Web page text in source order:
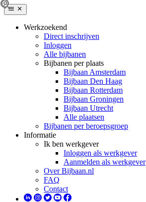
Werkzoekend
Direct inschrijven
Inloggen
Alle bijbanen
Bijbanen per plaats
Bijbaan Amsterdam
Bijbaan Den Haag
Bijbaan Rotterdam
Bijbaan Groningen
Bijbaan Utrecht
Alle plaatsen
Bijbanen per beroepsgroep
Informatie
Ik ben werkgever
Inloggen als werkgever
Aanmelden als werkgever
Over Bijbaan.nl
FAQ
Contact